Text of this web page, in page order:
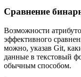
Сравнение
Возможности
эффективного
можно, указав Git,
данные в текстовый
обычным способом.